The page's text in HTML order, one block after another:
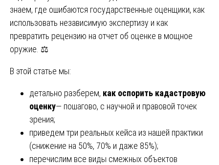
знаем, где ошибаются государственные оценщики, как
использовать независимую экспертизу и как
превратить рецензию на отчет об оценке в мощное
оружие. ⚖️
В этой статье мы:
детально разберем, как оспорить кадастровую
оценку— пошагово, с научной и правовой точек
зрения;
приведем три реальных кейса из нашей практики
(снижение на 50%, 70% и даже 85%);
перечислим все виды смежных объектов